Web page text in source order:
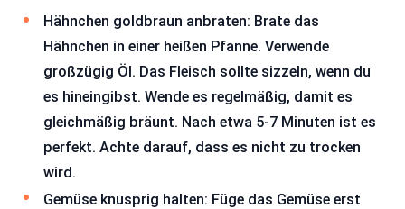
Hähnchen goldbraun anbraten: Brate das
Hähnchen in einer heißen Pfanne. Verwende
großzügig Öl. Das Fleisch sollte sizzeln, wenn du
es hineingibst. Wende es regelmäßig, damit es
gleichmäßig bräunt. Nach etwa 5-7 Minuten ist es
perfekt. Achte darauf, dass es nicht zu trocken
wird.
Gemüse knusprig halten: Füge das Gemüse erst